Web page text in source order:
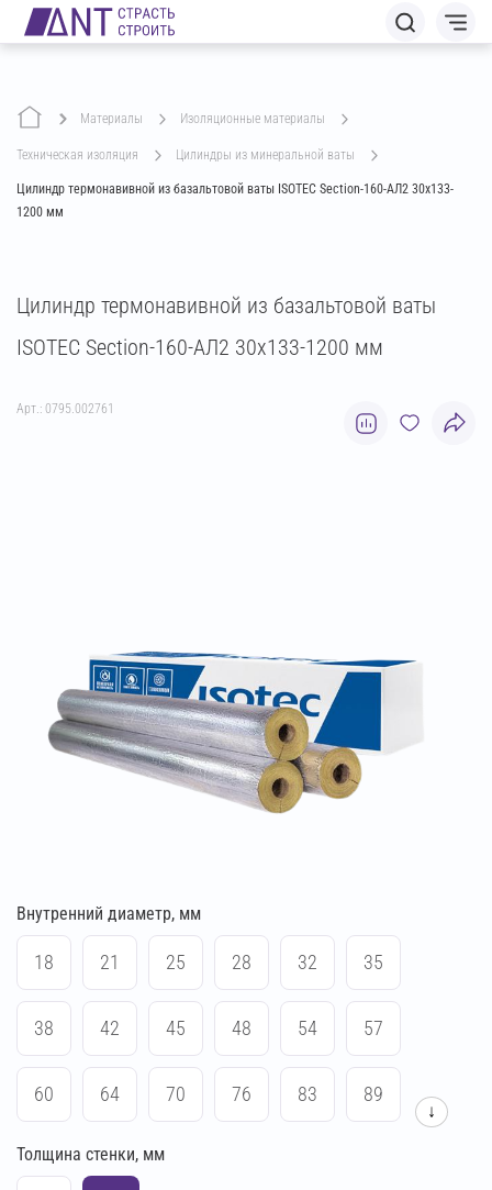
Материалы изоляционные материалы
техническая изоляция цилиндры из минеральной ваты
Цилиндр термонавивной из базальтовой ваты ISOTEC Section-160-АЛ2 30х133-
1200 мм
Цилиндр термонавивной из базальтовой ваты
ISOTEC Section-160-АЛ2 30х133-1200 мм
Арт.: 0795.002761
Внутренний диаметр, мм
18 21 25 28 32 35
38 42 45 48 54 57
60 64 70 76 83 89
102 108
↓
Толщина стенки, мм